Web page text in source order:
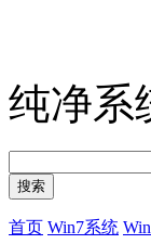
纯净系
搜索
首页 Win7系统